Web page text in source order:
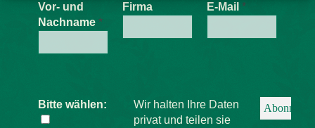
Vor- und
Nachname *
Firma E-Mail*
Bitte wählen:
Wir halten Ihre Daten
privat und teilen sie